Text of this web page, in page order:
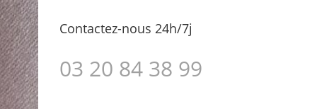
Contactez-nous 24h/7j
03 20 84 38 99